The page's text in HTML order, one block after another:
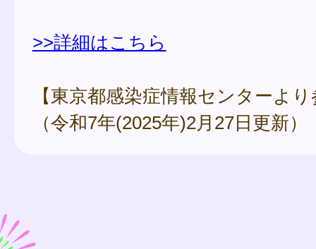
>>詳細はこちら
【東京都感染症情報センターよ
（令和7年(2025年)2月27日更新）